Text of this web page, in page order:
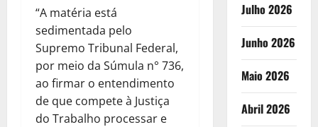
“A matéria está
sedimentada pelo
Supremo Tribunal Federal,
por meio da Súmula n° 736,
ao firmar o entendimento
de que compete à Justiça
do Trabalho processar e
Julho 2026
Junho 2026
Maio 2026
Abril 2026